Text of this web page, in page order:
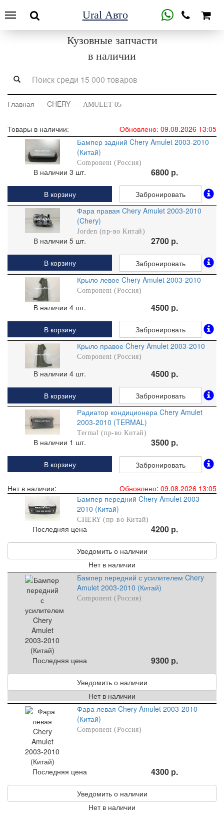
Ural Авто
Кузовные запчасти
в наличии
Главная CHERY AMULET 05-
Товары в наличии:
Обновлено: 09.08.2026 13:05
Бампер задний Chery Amulet 2003-2010
(Китай)
Component (Россия)
В наличии 3 шт. 6800 р.
В корзину
Забронировать
Фара правая Chery Amulet 2003-2010
(Chery)
Jorden (пр-во Китай)
В наличии 5 шт. 2700 р.
В корзину
Забронировать
Крыло левое Chery Amulet 2003-2010
Component (Россия)
В наличии 4 шт. 4500 р.
В корзину
Забронировать
Крыло правое Chery Amulet 2003-2010
Component (Россия)
В наличии 4 шт. 4500 р.
В корзину
Забронировать
Радиатор кондиционера Chery Amulet
2003-2010 (TERMAL)
Termal (пр-во Китай)
В наличии 1 шт. 3500 р.
В корзину Забронировать
Нет в наличии:
Обновлено: 09.08.2026 13:05
Бампер передний Chery Amulet 2003-
2010 (Китай)
CHERY (пр-во Китай)
Последняя цена 4200 р.
Уведомить о наличии
Нет в наличии
Бампер передний с усилителем Chery
Amulet 2003-2010 (Китай)
Component (Россия)
Последняя цена 9300 р.
Уведомить о наличии
Нет в наличии
Фара левая Chery Amulet 2003-2010
(Китай)
Component (Россия)
Последняя цена 4300 р.
Уведомить о наличии
Нет в наличии